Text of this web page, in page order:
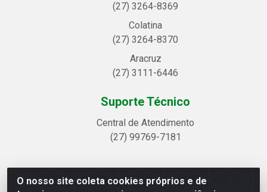
O nosso site coleta cookies próprios e de
(27) 3264-8369
Colatina
(27) 3264-8370
Aracruz
(27) 3111-6446
Suporte Técnico
Central de Atendimento
(27) 99769-7181
Linhavix Distribuidora LTDA - Avenida Alegre, 2521 -